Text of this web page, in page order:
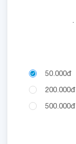
.
50.000đ
200.000đ
500.000đ